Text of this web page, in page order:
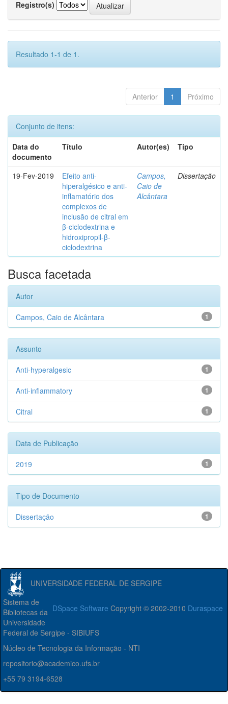
Registro(s)
Resultado 1-1 de 1.
Anterior 1 Próximo
Conjunto de itens:
Data do
documento
Título Autor(es) Tipo
19-Fev-2019
Efeito anti-
hiperalgésico e anti-
inflamatório dos
complexos de
inclusão de citral em
β-ciclodextrina e
hidroxipropil-β-
ciclodextrina
Campos,
Caio de
Alcântara
Dissertação
Busca facetada
Autor
1
Campos, Caio de Alcântara
Assunto
1
Anti-hyperalgesic
1
Anti-inflammatory
1
Citral
Data de Publicação
1
2019
Tipo de Documento
1
Dissertação
UNIVERSIDADE FEDERAL DE SERGIPE
DSpace Software Copyright © 2002-2010 Duraspace
Sistema de
Bibliotecas da
Universidade
Federal de Sergipe - SIBIUFS
Núcleo de Tecnologia da Informação - NTI
repositorio@academico.ufs.br
+55 79 3194-6528